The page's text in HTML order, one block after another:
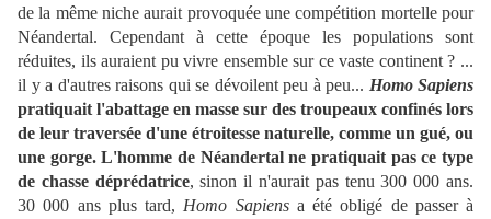
de la même niche aurait provoquée une compétition mortelle pour
Néandertal. Cependant à cette époque les populations sont
réduites, ils auraient pu vivre ensemble sur ce vaste continent ? ...
il y a d'autres raisons qui se dévoilent peu à peu... Homo Sapiens
pratiquait l'abattage en masse sur des troupeaux confinés lors
de leur traversée d'une étroitesse naturelle, comme un gué, ou
une gorge. L'homme de Néandertal ne pratiquait pas ce type
de chasse déprédatrice, sinon il n'aurait pas tenu 300 000 ans.
30 000 ans plus tard, Homo Sapiensa été obligé de passer à